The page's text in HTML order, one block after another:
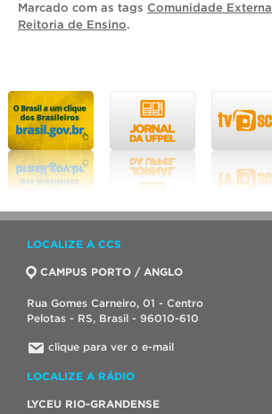
Marcado com as tags Comunidade Externa
Reitoria de Ensino.
LOCALIZE A CCS
CAMPUS PORTO / ANGLO
Rua Gomes Carneiro, 01 - Centro
Pelotas - RS, Brasil - 96010-610
clique para ver o e-mail
LOCALIZE A RÁDIO
LYCEU RIO-GRANDENSE